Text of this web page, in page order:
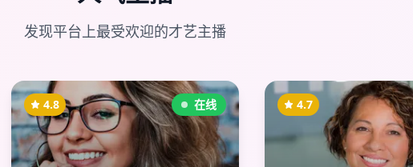
发现平台上最受欢迎的才艺主播
在线
4.8 4.7